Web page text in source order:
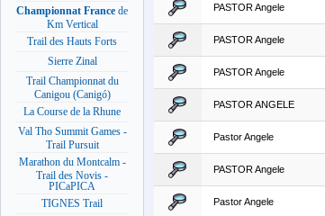
Championnat France de
Km Vertical
Trail des Hauts Forts
Sierre Zinal
Trail Championnat du
Canigou (Canigó)
La Course de la Rhune
Val Tho Summit Games -
Trail Pursuit
Marathon du Montcalm -
Trail des Novis -
PICaPICA
TIGNES Trail
PASTOR Angele
PASTOR Angele
PASTOR Angele
PASTOR ANGELE
Pastor Angele
PASTOR Angele
Pastor Angele